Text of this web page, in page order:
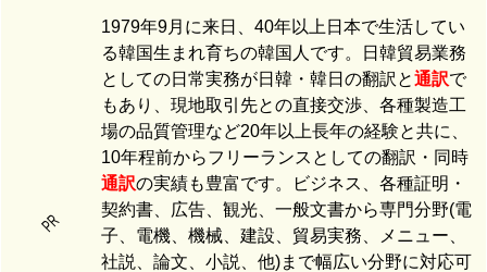
PR
1979年9月に来日、40年以上日本で生活してい
る韓国生まれ育ちの韓国人です。日韓貿易業務
としての日常実務が日韓・韓日の翻訳と通訳で
もあり、現地取引先との直接交渉、各種製造工
場の品質管理など20年以上長年の経験と共に、
10年程前からフリーランスとしての翻訳・同時
通訳の実績も豊富です。ビジネス、各種証明・
契約書、広告、観光、一般文書から専門分野(電
子、電機、機械、建設、貿易実務、メニュー、
社説、論文、小説、他)まで幅広い分野に対応可